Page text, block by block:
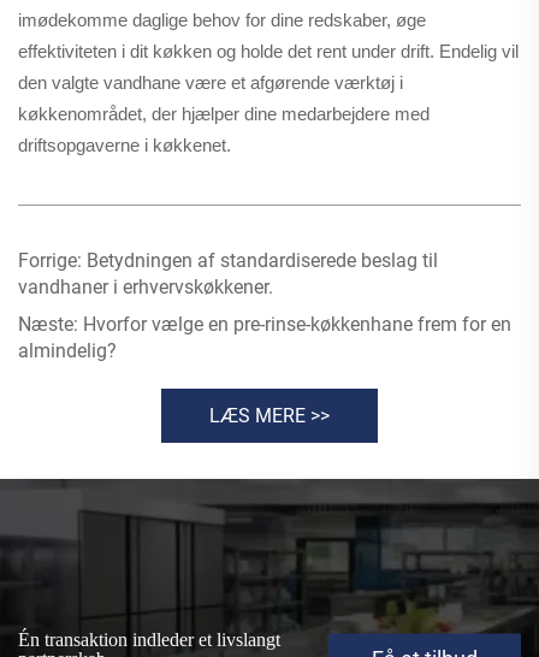
imødekomme daglige behov for dine redskaber, øge
effektiviteten i dit køkken og holde det rent under drift. Endelig vil
den valgte vandhane være et afgørende værktøj i
køkkenområdet, der hjælper dine medarbejdere med
driftsopgaverne i køkkenet.
Forrige: Betydningen af standardiserede beslag til
vandhaner i erhvervskøkkener.
Næste: Hvorfor vælge en pre-rinse-køkkenhane frem for en
almindelig?
LÆS MERE >>
Én transaktion indleder et livslangt